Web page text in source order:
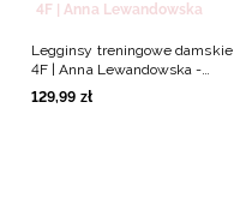
4F | Anna Lewandowska
Legginsy treningowe damskie
4F | Anna Lewandowska -
czarne
129,99 zł